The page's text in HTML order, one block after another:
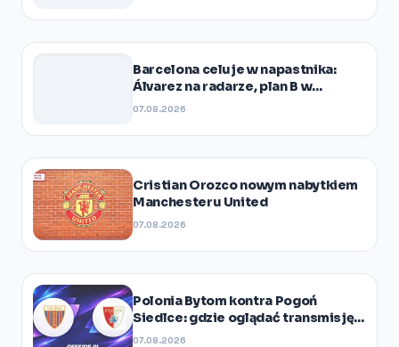
Barcelona celuje w napastnika:
Álvarez na radarze, plan B w
gotowości
07.08.2026
Cristian Orozco nowym nabytkiem
Manchesteru United
07.08.2026
Polonia Bytom kontra Pogoń
Siedlce: gdzie oglądać transmisję I
Ligi?
07.08.2026